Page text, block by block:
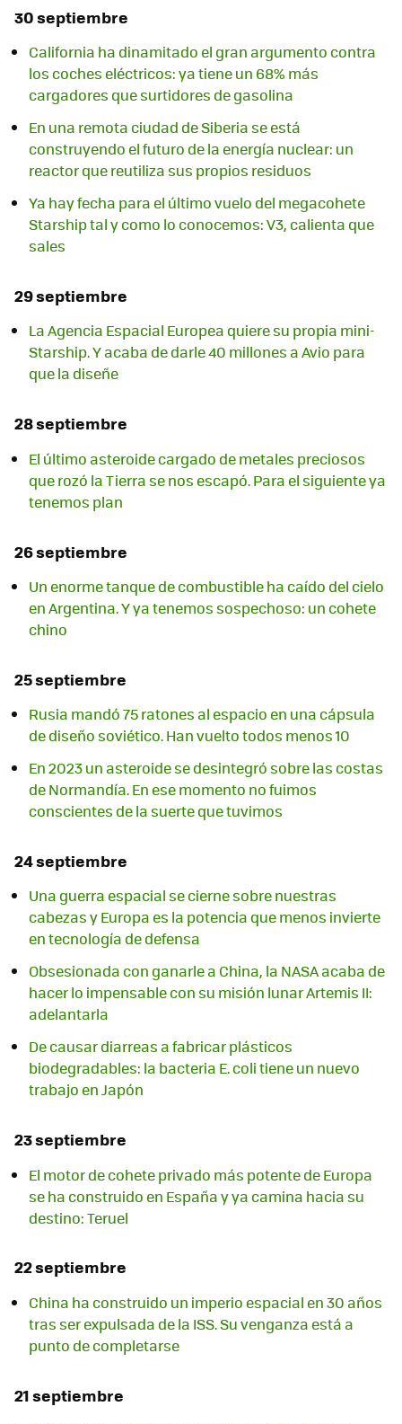
30 septiembre
California ha dinamitado el gran argumento contra
los coches eléctricos: ya tiene un 68% más
cargadores que surtidores de gasolina
En una remota ciudad de Siberia se está
construyendo el futuro de la energía nuclear: un
reactor que reutiliza sus propios residuos
Ya hay fecha para el último vuelo del megacohete
Starship tal y como lo conocemos: V3, calienta que
sales
29 septiembre
La Agencia Espacial Europea quiere su propia mini-
Starship. Y acaba de darle 40 millones a Avio para
que la diseñe
28 septiembre
El último asteroide cargado de metales preciosos
que rozó la Tierra se nos escapó. Para el siguiente ya
tenemos plan
26 septiembre
Un enorme tanque de combustible ha caído del cielo
en Argentina. Y ya tenemos sospechoso: un cohete
chino
25 septiembre
Rusia mandó 75 ratones al espacio en una cápsula
de diseño soviético. Han vuelto todos menos 10
En 2023 un asteroide se desintegró sobre las costas
de Normandía. En ese momento no fuimos
conscientes de la suerte que tuvimos
24 septiembre
Una guerra espacial se cierne sobre nuestras
cabezas y Europa es la potencia que menos invierte
en tecnología de defensa
Obsesionada con ganarle a China, la NASA acaba de
hacer lo impensable con su misión lunar Artemis II:
adelantarla
De causar diarreas a fabricar plásticos
biodegradables: la bacteria E. coli tiene un nuevo
trabajo en Japón
23 septiembre
El motor de cohete privado más potente de Europa
se ha construido en España y ya camina hacia su
destino: Teruel
22 septiembre
China ha construido un imperio espacial en 30 años
tras ser expulsada de la ISS. Su venganza está a
punto de completarse
21 septiembre